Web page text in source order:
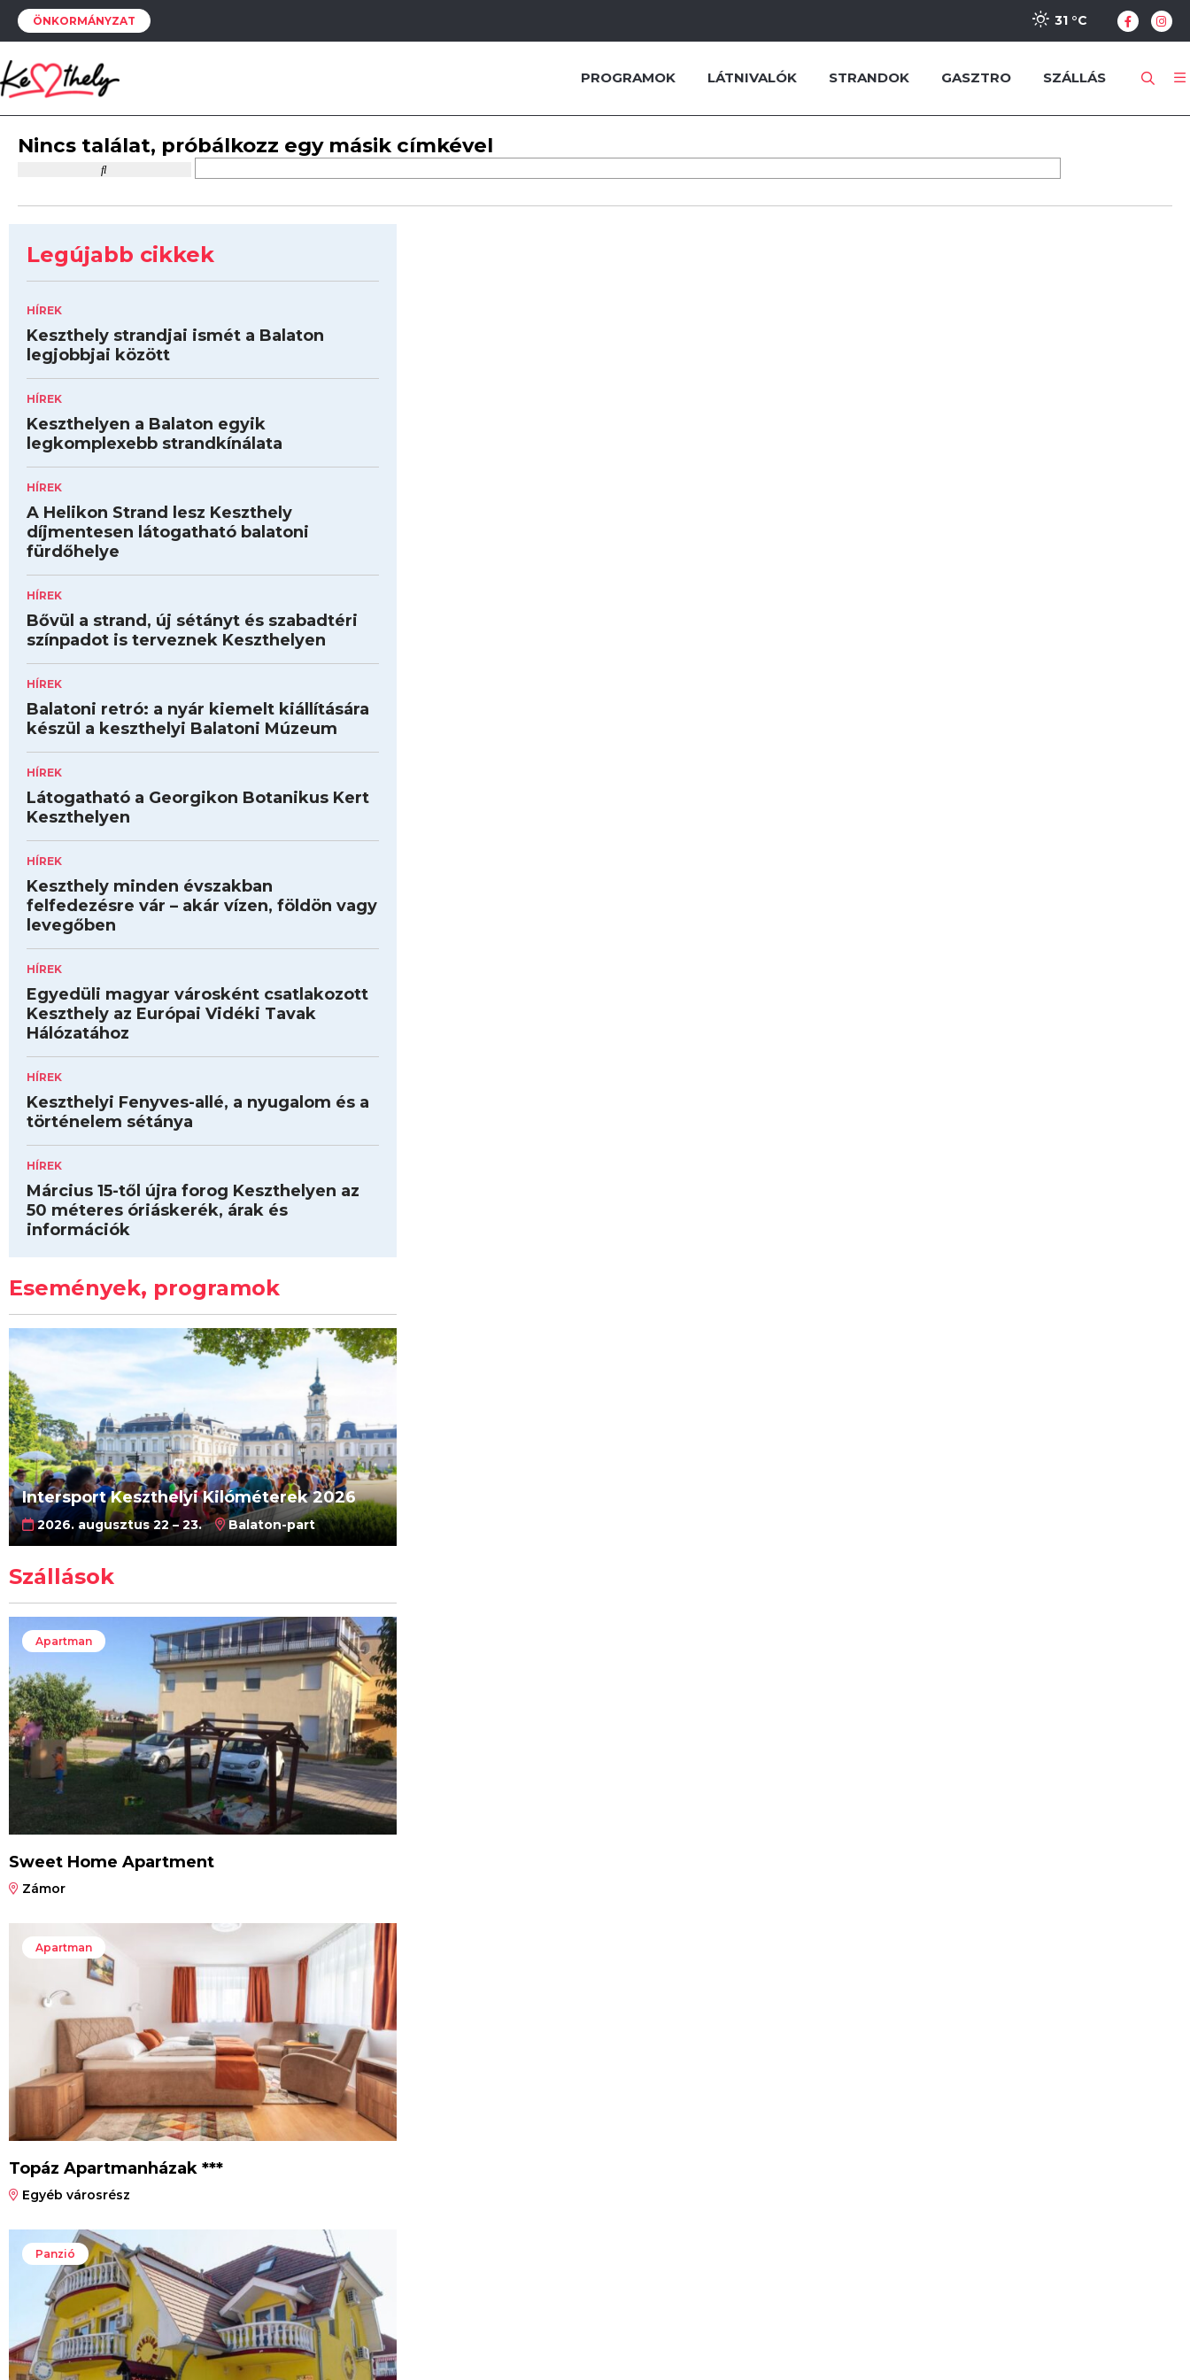
ÖNKORMÁNYZAT 31 °C
PROGRAMOK LÁTNIVALÓK STRANDOK GASZTRO SZÁLLÁS
Nincs találat, próbálkozz egy másik címkével
Legújabb cikkek
HÍREK
Keszthely strandjai ismét a Balaton
legjobbjai között
HÍREK
Keszthelyen a Balaton egyik
legkomplexebb strandkínálata
HÍREK
A Helikon Strand lesz Keszthely
díjmentesen látogatható balatoni
fürdőhelye
HÍREK
Bővül a strand, új sétányt és szabadtéri
színpadot is terveznek Keszthelyen
HÍREK
Balatoni retró: a nyár kiemelt kiállítására
készül a keszthelyi Balatoni Múzeum
HÍREK
Látogatható a Georgikon Botanikus Kert
Keszthelyen
HÍREK
Keszthely minden évszakban
felfedezésre vár – akár vízen, földön vagy
levegőben
HÍREK
Egyedüli magyar városként csatlakozott
Keszthely az Európai Vidéki Tavak
Hálózatához
HÍREK
Keszthelyi Fenyves-allé, a nyugalom és a
történelem sétánya
HÍREK
Március 15-től újra forog Keszthelyen az
50 méteres óriáskerék, árak és
információk
Események, programok
Intersport Keszthelyi Kilóméterek 2026
2026. augusztus 22 – 23. Balaton-part
Szállások
Apartman
Sweet Home Apartment
Zámor
Apartman
Topáz Apartmanházak ***
Egyéb városrész
Panzió